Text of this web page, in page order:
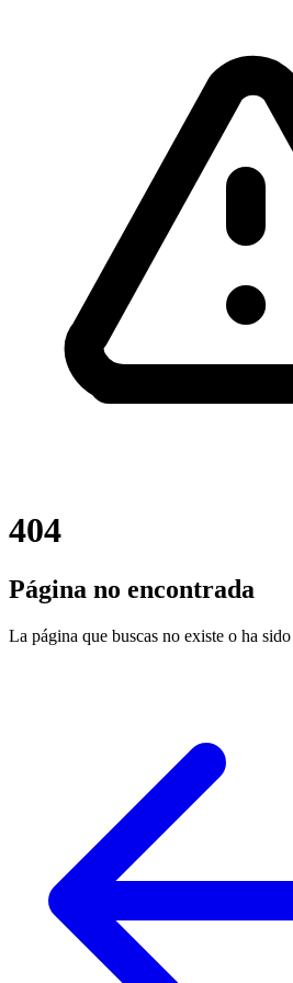
404
Página no encontrada
La página que buscas no existe o ha